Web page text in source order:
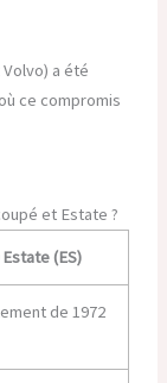
a été
ce compromis
et Estate ?
(ES)
de 1972